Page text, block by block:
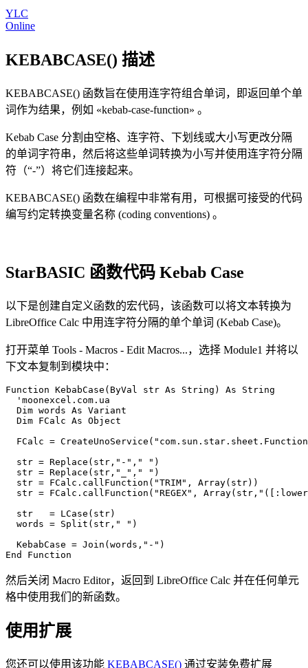
YLC
Online
KEBABCASE() 描述
KEBABCASE() 函数旨在使用连字符组合单词，即返回单个单
词作为结果，例如 «kebab-case-function» 。
Kebab Case 分割由空格、连字符、下划线或大小写更改分隔
的单词字符串，然后将这些单词转换为小写并使用连字符分隔
符（“-”）将它们连接起来。
KEBABCASE() 函数在编程中非常有用，可根据可接受的代码
编写约定转换变量名称 (coding conventions) 。
StarBASIC 函数代码 Kebab Case
以下是创建自定义函数的宏代码，该函数可以将文本转换为
LibreOffice Calc 中用连字符分隔的单个单词 (Kebab Case)。
打开菜单 Tools - Macros - Edit Macros...，选择 Module1 并将以
下文本复制到模块中：
Function KebabCase(ByVal str As String) As String
  'moonexcel.com.ua
  Dim words As Variant
  Dim FCalc As Object
FCalc =
  str = Replace(str,"-"," ")
  str = Replace(str,"_"," ")
  str = FCalc.callFunction("TRIM", Array(str))
str = FCalc.callFunction("REGEX",
  str   = LCase(str)
  words = Split(str," ")
  KebabCase = Join(words,"-")
然后关闭 Macro Editor，返回到 LibreOffice Calc 并在任何单元
格中使用我们的新函数。
使用扩展
您还可以使用该功能 KEBABCASE() 通过安装免费扩展